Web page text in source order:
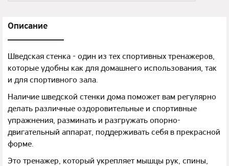
Описание
Шведская стенка - один из тех спортивных тренажеров,
которые удобны как для домашнего использования, так
и для спортивного зала.
Наличие шведской стенки дома поможет вам регулярно
делать различные оздоровительные и спортивные
упражнения, разминать и разгружать опорно-
двигательный аппарат, поддерживать себя в прекрасной
форме.
Это тренажер, который укрепляет мышцы рук, спины,